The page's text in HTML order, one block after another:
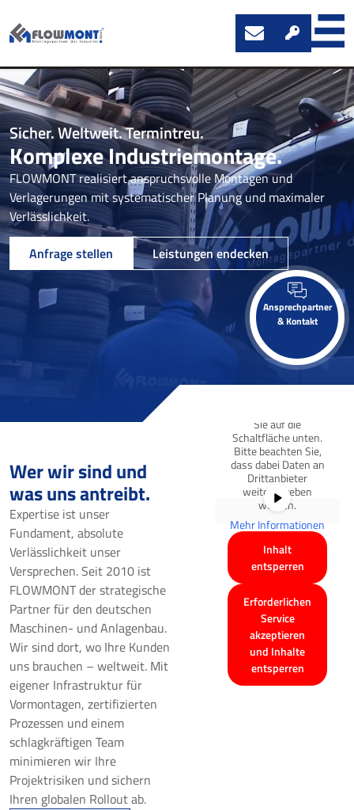
Sicher. Weltweit. Termintreu.
Komplexe Industriemontage.
FLOWMONT realisiert anspruchsvolle Montagen und
Verlagerungen mit systematischer Planung und maximaler
Verlässlichkeit.
Anfrage stellen
Leistungen endecken
Ansprechpartner
& Kontakt
Wer wir sind und
was uns antreibt.
Expertise ist unser
Fundament, absolute
Verlässlichkeit unser
Versprechen. Seit 2010 ist
FLOWMONT der strategische
Partner für den deutschen
Maschinen- und Anlagenbau.
Wir sind dort, wo Ihre Kunden
uns brauchen – weltweit. Mit
eigener Infrastruktur für
Vormontagen, zertifizierten
Prozessen und einem
schlagkräftigen Team
minimieren wir Ihre
Projektrisiken und sichern
Ihren globalen Rollout ab.
Sie sehen gerade
einen
Platzhalterinhalt von
YouTube. Um auf den
Sie auf die
Schaltfläche unten.
Bitte beachten Sie,
dass dabei Daten an
Drittanbieter
weitergegeben
werden.
Mehr Informationen
Inhalt
entsperren
Erforderlichen
Service
akzeptieren
und Inhalte
entsperren